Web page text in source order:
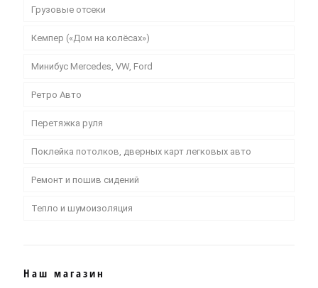
Грузовые отсеки
Кемпер («Дом на колёсах»)
Минибус Mercedes, VW, Ford
Ретро Авто
Перетяжка руля
Поклейка потолков, дверных карт легковых авто
Ремонт и пошив сидений
Тепло и шумоизоляция
Наш магазин